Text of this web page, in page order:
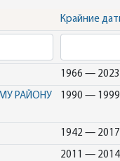
Крайние
1966 — 2023
РАЙОНУ
1990 — 1999
1942 — 2017
2011 — 2014